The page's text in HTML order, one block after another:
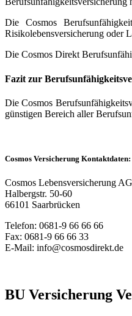
Die Cosmos
Risikolebensversicherung oder
Die Cosmos Direkt
Fazit zur
Die Cosmos
günstigen Bereich aller
Cosmos Versicherung Kontaktdaten:
Cosmos Lebensversicherung AG
Halbergstr. 50-60
66101 Saarbrücken
Telefon: 0681-9 66 66 66
Fax: 0681-9 66 66 33
E-Mail: info@cosmosdirekt.de
BU Versicherung